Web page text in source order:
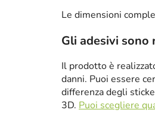
Le dimensioni
Gli adesivi
Il prodotto è
danni. Puoi essere
differenza degli
3D. Puoi scegliere